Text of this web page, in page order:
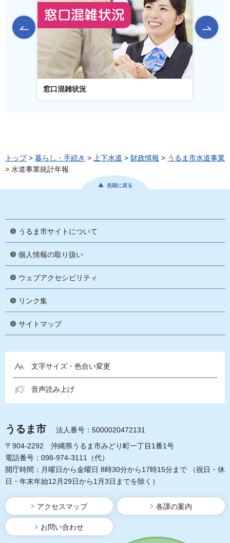
前のスライドを表示
窓口混雑状況
トップ> 暮らし・手続き > 上下水道 > 財政情報 > うるま市水道事業
> 水道事業統計年報
先頭に戻る
うるま市サイトについて
個人情報の取り扱い
ウェブアクセシビリティ
リンク集
サイトマップ
文字サイズ・色合い変更
音声読み上げ
うるま市
法人番号：5000020472131
〒904-2292 沖縄県うるま市みどり町一丁目1番1号
電話番号：098-974-3111（代）
開庁時間：月曜日から金曜日 8時30分から17時15分まで
（祝日・休
日・年末年始12月29日から1月3日までを除く）
アクセスマップ 各課の案内
お問い合わせ